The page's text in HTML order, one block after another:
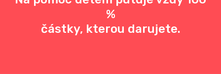
%
částky, kterou darujete.